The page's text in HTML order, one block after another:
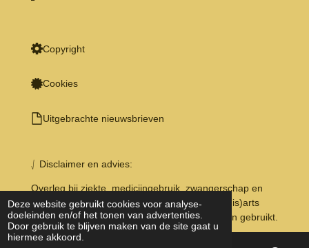
Deze website gebruikt cookies voor analyse-
doeleinden en/of het tonen van advertenties.
Door gebruik te blijven maken van de site gaat u
hiermee akkoord.
Copyright
Cookies
Uitgebrachte nieuwsbrieven
⎷ Disclaimer en advies:
Overleg bij ziekte, medicijngebruik, zwangerschap en
borstvoeding eerst met een deskundige of (huis)arts
voordat u kruiden, preparaten of supplementen gebruikt.
Een gezonde levensstijl is belangrijk, evenals